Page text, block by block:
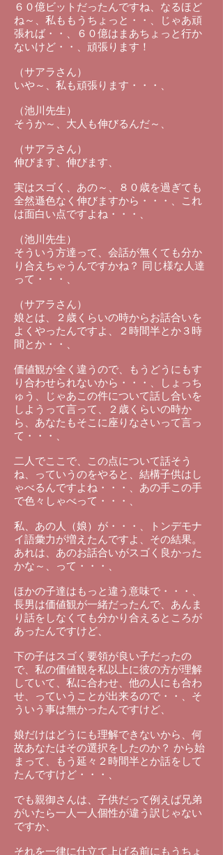
６０億ビットだったんですね、なるほど
ね～、私ももうちょっと・・、じゃあ頑
張れば・・、６０億はまあちょっと行か
ないけど・・、頑張ります！
（サアラさん）
いや～、私も頑張ります・・・、
（池川先生）
そうか～、大人も伸びるんだ～、
（サアラさん）
伸びます、伸びます、
実はスゴく、あの～、８０歳を過ぎても
全然遜色なく伸びますから・・・、これ
は面白い点ですよね・・・、
（池川先生）
そういう方達って、会話が無くても分か
り合えちゃうんですかね？ 同じ様な人達
って・・・、
（サアラさん）
娘とは、２歳くらいの時からお話合いを
よくやったんですよ、２時間半とか３時
間とか・・、
価値観が全く違うので、もうどうにもす
り合わせられないから・・・、しょっち
ゅう、じゃあこの件について話し合いを
しようって言って、２歳くらいの時か
ら、あなたもそこに座りなさいって言っ
て・・・、
二人でここで、この点について話そう
ね、っていうのをやると、結構子供はし
ゃべるんですよね・・・、あの手この手
で色々しゃべって・・・、
私、あの人（娘）が・・・、トンデモナ
イ語彙力が増えたんですよ、その結果。
あれは、あのお話合いがスゴく良かった
かな～、って・・・、
ほかの子達はもっと違う意味で・・・、
長男は価値観が一緒だったんで、あんま
り話をしなくても分かり合えるところが
あったんですけど、
下の子はスゴく要領が良い子だったの
で、私の価値観を私以上に彼の方が理解
していて、私に合わせ、他の人にも合わ
せ、っていうことが出来るので・・、そ
ういう事は無かったんですけど、
娘だけはどうにも理解できないから、何
故あなたはその選択をしたのか？ から始
まって、もう延々２時間半とか話をして
たんですけど・・・、
でも親御さんは、子供だって例えば兄弟
がいたら一人一人個性が違う訳じゃない
ですか、
それを一律に仕立て上げる前にもうちょ